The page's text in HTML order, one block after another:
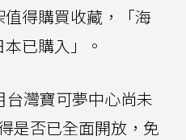
得購買收藏，「海
已購入」。
灣寶可夢中心尚未
是否已全面開放，免